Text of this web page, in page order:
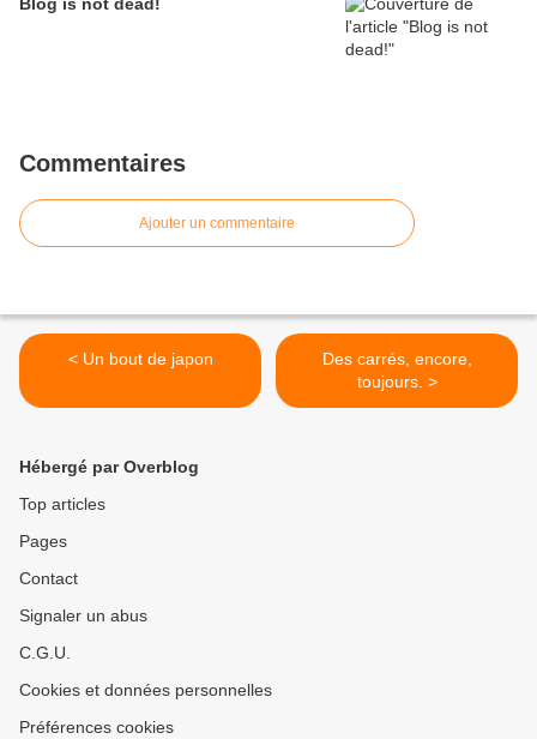
Commentaires
Ajouter un commentaire
< Un bout de japon
Des carrés, encore,
toujours. >
Hébergé par Overblog
Top articles
Pages
Contact
Signaler un abus
C.G.U.
Cookies et données personnelles
Préférences cookies